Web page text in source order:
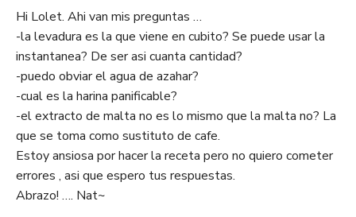
Hi Lolet. Ahi van mis preguntas …
-la levadura es la que viene en cubito? Se puede usar la
instantanea? De ser asi cuanta cantidad?
-puedo obviar el agua de azahar?
-cual es la harina panificable?
-el extracto de malta no es lo mismo que la malta no? La
que se toma como sustituto de cafe.
Estoy ansiosa por hacer la receta pero no quiero cometer
errores , asi que espero tus respuestas.
Abrazo! …. Nat~